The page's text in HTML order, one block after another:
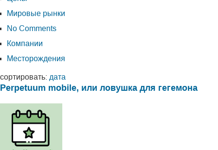
Мировые рынки
No Comments
Компании
Месторождения
сортировать: дата
Perpetuum mobile, или ловушка для гегемона